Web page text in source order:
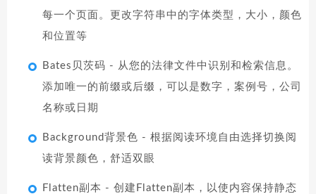
每一个页面。更改字符串中的字体类型，大小，颜色
和位置等
Bates贝茨码 - 从您的法律文件中识别和检索信息。
添加唯一的前缀或后缀，可以是数字，案例号，公司
名称或日期
Background背景色 - 根据阅读环境自由选择切换阅
读背景颜色，舒适双眼
Flatten副本 - 创建Flatten副本，以使内容保持静态